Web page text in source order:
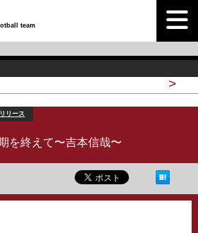
team
>
リリース
を終えて〜吉本信哉〜